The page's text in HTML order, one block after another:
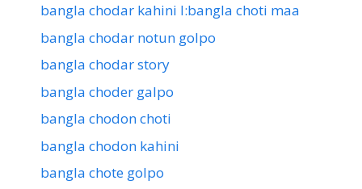
bangla chodar kahini l:bangla choti maa
bangla chodar notun golpo
bangla chodar story
bangla choder galpo
bangla chodon choti
bangla chodon kahini
bangla chote golpo